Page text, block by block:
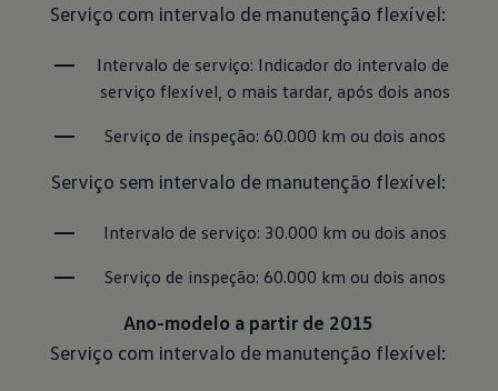
Serviço com intervalo de manutenção flexível:
Intervalo de serviço: Indicador do intervalo de
serviço flexível, o mais tardar, após dois anos
Serviço de inspeção: 60.000 km ou dois anos
Serviço sem intervalo de manutenção flexível:
Intervalo de serviço: 30.000 km ou dois anos
Serviço de inspeção: 60.000 km ou dois anos
Ano-modelo a partir de 2015
Serviço com intervalo de manutenção flexível: